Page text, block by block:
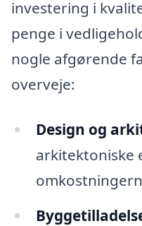
investering i
penge i
nogle afgørende
overveje:
Design og
arkitektoniske